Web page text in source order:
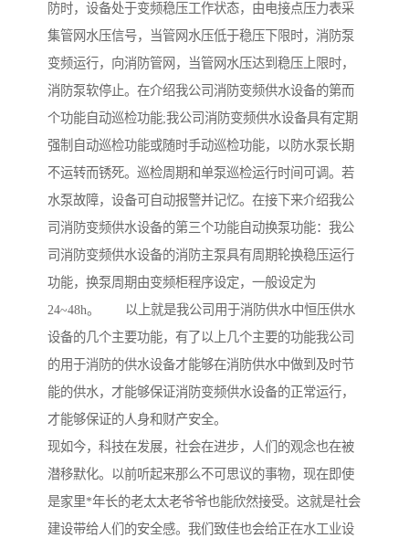
防时，设备处于变频稳压工作状态，由电接点压力表采
集管网水压信号，当管网水压低于稳压下限时，消防泵
变频运行，向消防管网，当管网水压达到稳压上限时，
消防泵软停止。在介绍我公司消防变频供水设备的第而
个功能自动巡检功能;我公司消防变频供水设备具有定期
强制自动巡检功能或随时手动巡检功能，以防水泵长期
不运转而锈死。巡检周期和单泵巡检运行时间可调。若
水泵故障，设备可自动报警并记忆。在接下来介绍我公
司消防变频供水设备的第三个功能自动换泵功能：我公
司消防变频供水设备的消防主泵具有周期轮换稳压运行
功能，换泵周期由变频柜程序设定，一般设定为
24~48h。 以上就是我公司用于消防供水中恒压供水
设备的几个主要功能，有了以上几个主要的功能我公司
的用于消防的供水设备才能够在消防供水中做到及时节
能的供水，才能够保证消防变频供水设备的正常运行，
才能够保证的人身和财产安全。
现如今，科技在发展，社会在进步，人们的观念也在被
潜移默化。以前听起来那么不可思议的事物，现在即使
是家里*年长的老太太老爷爷也能欣然接受。这就是社会
建设带给人们的安全感。我们致佳也会给正在水工业设